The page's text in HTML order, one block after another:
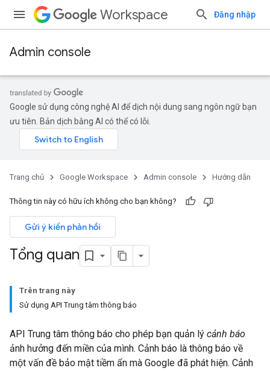
Workspace Đăng nhập
Admin console
Google sử dụng công nghệ AI để dịch nội dung sang ngôn ngữ bạn
ưu tiên. Bản dịch bằng AI có thể có lỗi.
Trang chủ Google Workspace Admin console Hướng dẫn
Thông tin này có hữu ích không cho bạn không?
Gửi ý kiến phản hồi
Tổng quan
Trên trang này
Sử dụng API Trung tâm thông báo
API Trung tâm thông báo cho phép bạn quản lý cảnh báo
ảnh hưởng đến miền của mình. Cảnh báo là thông báo về
một vấn đề bảo mật tiềm ẩn mà Google đã phát hiện. Cảnh